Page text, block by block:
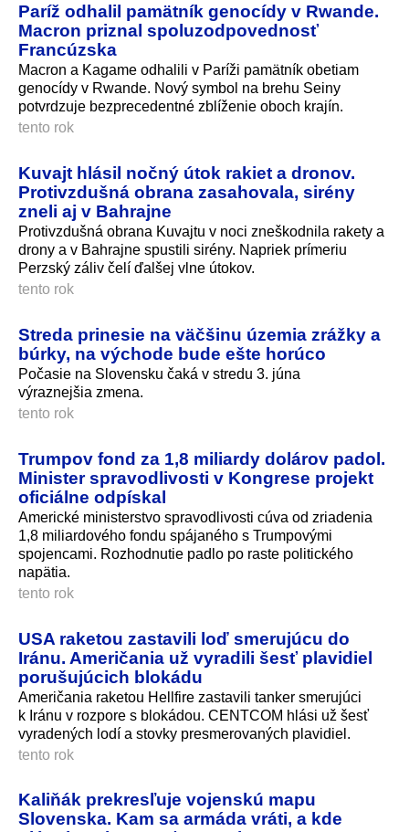
Paríž odhalil pamätník genocídy v Rwande.
Macron priznal spoluzodpovednosť
Francúzska
Macron a Kagame odhalili v Paríži pamätník obetiam
genocídy v Rwande. Nový symbol na brehu Seiny
potvrdzuje bezprecedentné zblíženie oboch krajín.
tento rok
Kuvajt hlásil nočný útok rakiet a dronov.
Protivzdušná obrana zasahovala, sirény
zneli aj v Bahrajne
Protivzdušná obrana Kuvajtu v noci zneškodnila rakety a
drony a v Bahrajne spustili sirény. Napriek prímeriu
Perzský záliv čelí ďalšej vlne útokov.
tento rok
Streda prinesie na väčšinu územia zrážky a
búrky, na východe bude ešte horúco
Počasie na Slovensku čaká v stredu 3. júna
výraznejšia zmena.
tento rok
Trumpov fond za 1,8 miliardy dolárov padol.
Minister spravodlivosti v Kongrese projekt
oficiálne odpískal
Americké ministerstvo spravodlivosti cúva od zriadenia
1,8 miliardového fondu spájaného s Trumpovými
spojencami. Rozhodnutie padlo po raste politického
napätia.
tento rok
USA raketou zastavili loď smerujúcu do
Iránu. Američania už vyradili šesť plavidiel
porušujúcich blokádu
Američania raketou Hellfire zastavili tanker smerujúci
k Iránu v rozpore s blokádou. CENTCOM hlási už šesť
vyradených lodí a stovky presmerovaných plavidiel.
tento rok
Kaliňák prekresľuje vojenskú mapu
Slovenska. Kam sa armáda vráti, a kde